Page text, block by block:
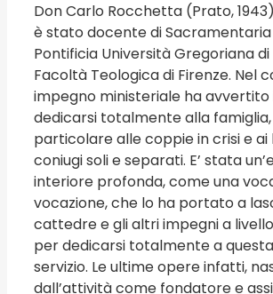
Don Carlo Rocchetta (Prato,
è stato docente di
Pontificia Università Gregoriana
Facoltà Teologica di Firenze. Nel
impegno ministeriale ha avvertito
dedicarsi totalmente alla
particolare alle coppie in crisi e ai
coniugi soli e separati. E’ stata
interiore profonda, come una
vocazione, che lo ha portato a
cattedre e gli altri impegni a
per dedicarsi totalmente a
servizio. Le ultime opere infatti,
dall’attività come fondatore e